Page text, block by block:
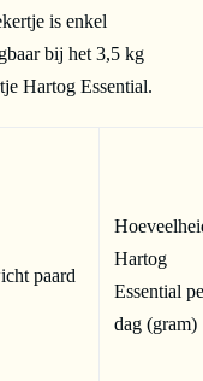
is enkel
bij het 3,5 kg
Hartog Essential.
paard
Hartog
Essential
dag (gram)